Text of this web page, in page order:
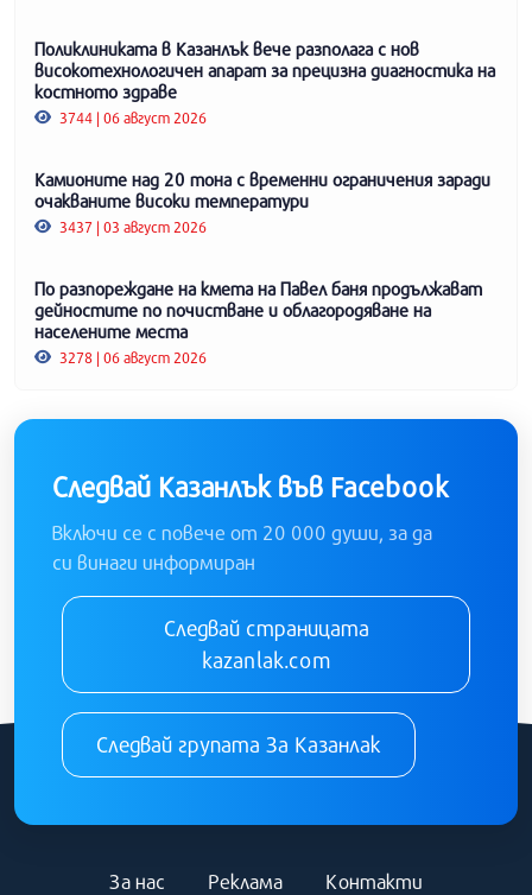
Поликлиниката в Казанлък вече разполага с нов
високотехнологичен апарат за прецизна диагностика на
костното здраве
3744 | 06 август 2026
Камионите над 20 тона с временни ограничения заради
очакваните високи температури
3437 | 03 август 2026
По разпореждане на кмета на Павел баня продължават
дейностите по почистване и облагородяване на
населените места
3278 | 06 август 2026
Следвай Казанлък във Facebook
Включи се с повече от 20 000 души, за да
си винаги информиран
Следвай страницата
kazanlak.com
Следвай групата За Казанлак
За нас Реклама Контакти